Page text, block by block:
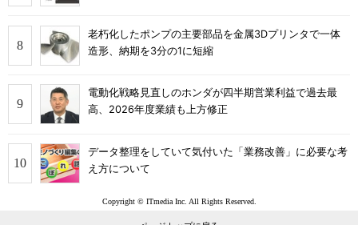
老朽化したポンプの主要部品を金属3Dプリンタで一体
造形、納期を3分の1に短縮
電動化戦略見直しのホンダが四半期営業利益で過去最
高、2026年度業績も上方修正
データ整理をしていて気付いた「業務改善」に必要な考
え方について
Copyright © ITmedia Inc. All Rights Reserved.